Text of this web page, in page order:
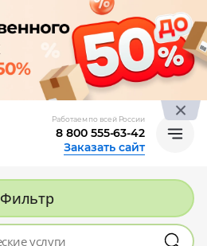
Работаем по всей России
8 800 555-63-42
Заказать сайт
Фильтр